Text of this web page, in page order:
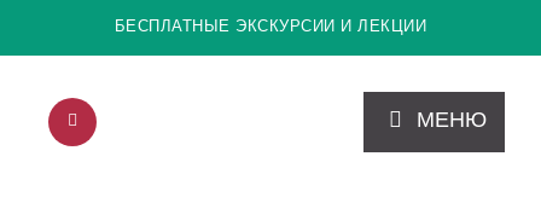
БЕСПЛАТНЫЕ ЭКСКУРСИИ И ЛЕКЦИИ
МЕНЮ